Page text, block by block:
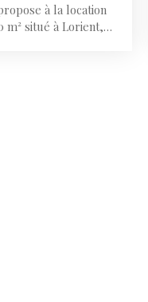
à la location
m² situé à Lorient,